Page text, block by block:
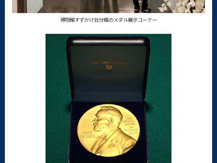
博物館すずかけ台分館のメダル展示コーナー